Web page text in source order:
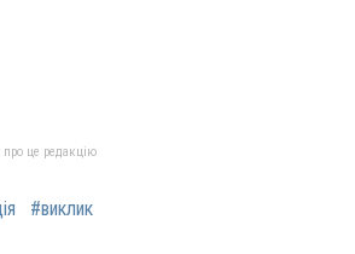
це редакцію
#виклик